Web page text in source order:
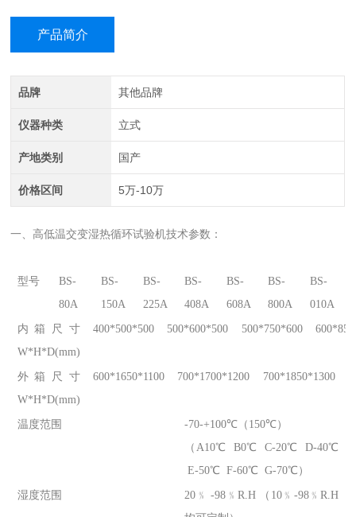
产品简介
品牌 其他品牌
仪器种类 立式
产地类别 国产
价格区间 5万-10万
一、高低温交变湿热循环试验机技术参数：
型号
BS-
80A
BS-
150A
BS-
225A
BS-
408A
BS-
608A
BS-
800A
BS-
010A
内箱尺寸
W*H*D(mm)
400*500*500 500*600*500 500*750*600
外箱尺寸
W*H*D(mm)
600*1650*1100 700*1700*1200 700*1850*1300
温度范围
-70-+100℃（150℃）
（A10℃ B0℃ C-20℃ D-40℃
E-50℃ F-60℃ G-70℃）
湿度范围
20﹪ -98﹪R.H （10﹪-98﹪R.H